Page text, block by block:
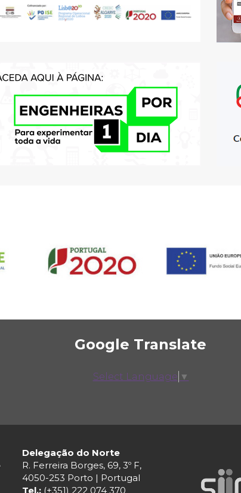
Google Translate
Select Language ▼
Delegação do Norte
R. Ferreira Borges, 69, 3º F,
4050-253 Porto | Portugal
Tel.: (+351) 222 074 370